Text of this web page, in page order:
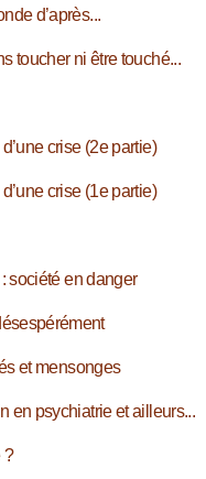
d’après...
toucher ni être touché...
crise (2e partie)
crise (1e partie)
société en danger
et mensonges
en psychiatrie et ailleurs...
?